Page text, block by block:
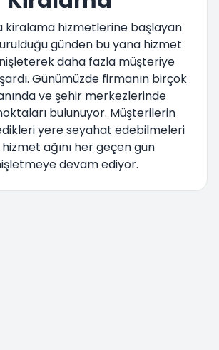
kiralama hizmetlerine başlayan
günden bu yana hizmet
daha fazla müşteriye
Günümüzde firmanın birçok
ve şehir merkezlerinde
bulunuyor. Müşterilerin
yere seyahat edebilmeleri
ağını her geçen gün
devam ediyor.